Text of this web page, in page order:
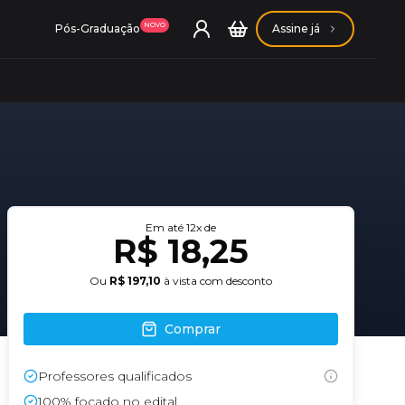
Pós-Graduação NOVO Assine já
Em até 12x de
R$ 18,25
Ou R$ 197,10 à vista com desconto
Comprar
Professores qualificados
100% focado no edital